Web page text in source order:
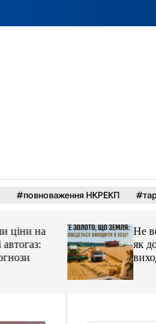
#повноваження НКРЕКП
на
Не все
як